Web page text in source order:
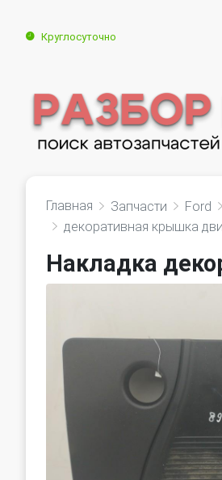
Круглосуточно
Главная Запчасти Ford
декоративная крышка
Накладка